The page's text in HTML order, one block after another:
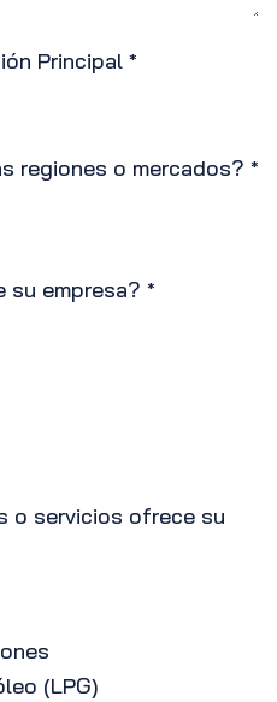
Principal *
regiones o mercados? *
su empresa? *
o servicios ofrece su
(LPG)